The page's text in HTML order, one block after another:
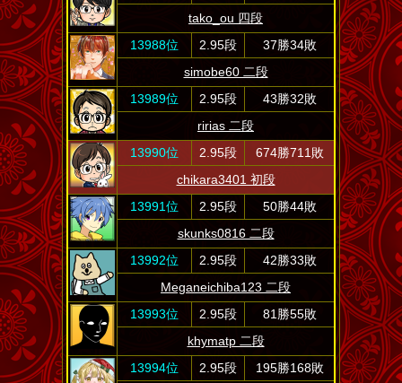
tako_ou 四段
13988位
2.95段
37勝34敗
simobe60 二段
13989位
2.95段
43勝32敗
ririas 二段
13990位
2.95段
674勝711敗
chikara3401 初段
13991位
2.95段
50勝44敗
skunks0816 二段
13992位
2.95段
42勝33敗
Meganeichiba123 二段
13993位
2.95段
81勝55敗
khymatp 二段
13994位
2.95段
195勝168敗